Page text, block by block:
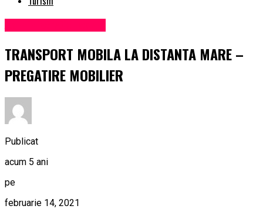
TRANSPORT MOBILA LA DISTANTA MARE –
PREGATIRE MOBILIER
Publicat
acum 5 ani
pe
februarie 14, 2021